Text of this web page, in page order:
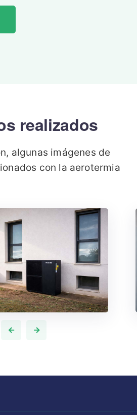
realizados
algunas imágenes de
con la aerotermia